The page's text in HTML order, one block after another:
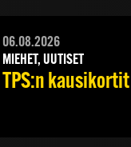
06.08.2026
MIEHET, UUTISET
TPS:n